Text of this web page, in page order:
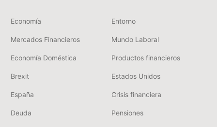
Economía Entorno
Mercados Financieros Mundo Laboral
Economía Doméstica Productos financieros
Brexit Estados Unidos
España Crisis financiera
Deuda Pensiones